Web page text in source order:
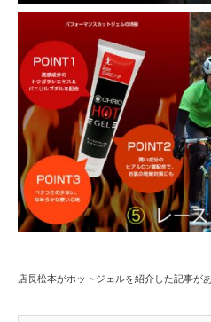
店長松本がホットジェルを紹介した記事が